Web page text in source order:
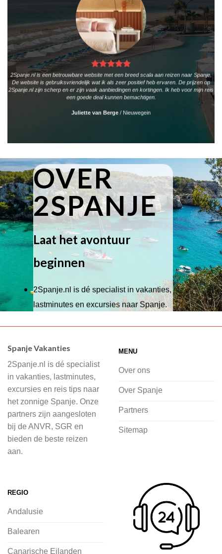
2Spanje.nl is een betrouwbare website met een breed scala aan reizen naar Spanje.
De website is gebruiksvriendelijk wat ik als zeer positief heb ervaren. De prijzen op
2Spanje.nl zijn scherp en er zijn vaak aanbiedingen en kortingen. Ik heb voor mijn reis
een goede deal kunnen bemachtigen.
Juliette van Berge / Nieuwegein
OVER
2SPANJE
Laat het avontuur
beginnen
2Spanje.nl is dé specialist in vakanties,
lastminutes en excursies naar Spanje.
Wij hebben een breed scala aan
of je nu wilt relaxen op het strand,
cultuur wilt ontdekken of avontuur zoekt
in de natuur.
Bij 2Spanje.nl begint de voorpret al
voordat je het vliegtuig instapt, door
inspiratie op te doen over dit zonnige
vliegvakantie zoeken en boeken bij
2Spanje.nl, met een team dat altijd
klaarstaat om eventuele vragen te
beantwoorden en ervoor te zorgen dat
jij met een gerust hart op vakantie kunt
Spanje Vakanties
2Spanje.nl is dé specialist
in vakanties, lastminutes,
excursies en reis tips naar
het zonnige Spanje. Onze
partners zijn aangesloten
bij de ANVR, SGR en
bieden de beste reizen
aan.
MENU
Over ons
Over Spanje
Partners
Sitemap
REGIO
Andalusie
Balearen
Canarische Eilanden